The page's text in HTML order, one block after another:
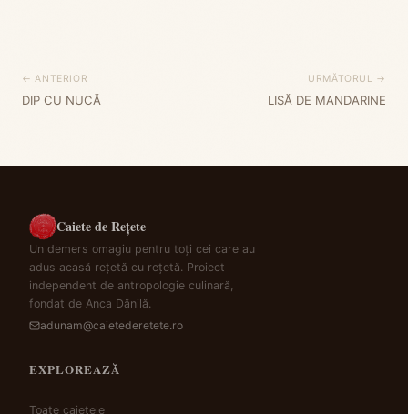
← ANTERIOR
DIP CU NUCĂ
URMĂTORUL →
LISĂ DE MANDARINE
Caiete de Rețete
Un demers omagiu pentru toți cei care au
adus acasă rețetă cu rețetă. Proiect
independent de antropologie culinară,
fondat de Anca Dănilă.
adunam@caietederetete.ro
EXPLOREAZĂ
Toate caietele